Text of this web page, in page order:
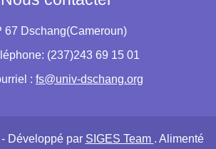
67 Dschang(Cameroun)
(237)243 69 15 01
: fs@univ-dschang.org
Développé par SIGES Team . Alimenté